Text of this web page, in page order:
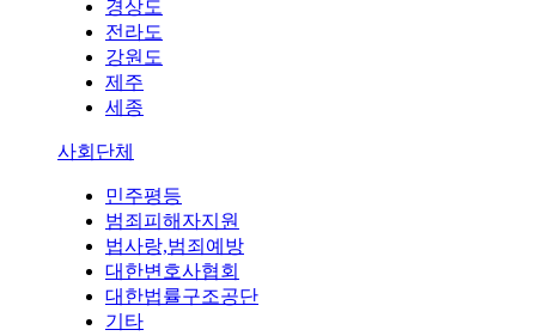
경상도
전라도
강원도
제주
세종
사회단체
민주평등
범죄피해자지원
법사랑,범죄예방
대한변호사협회
대한법률구조공단
기타